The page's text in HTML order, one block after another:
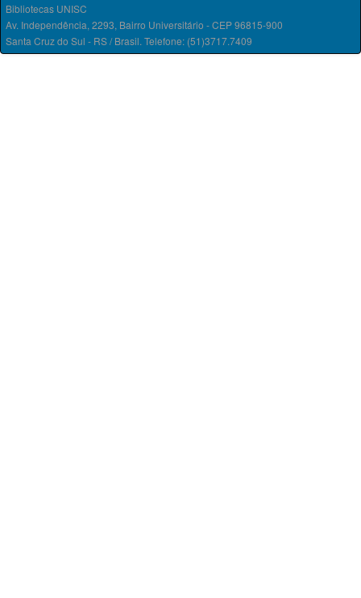
Bibliotecas UNISC
Av. Independência, 2293, Bairro Universitário - CEP 96815-900
Santa Cruz do Sul - RS / Brasil. Telefone: (51)3717.7409